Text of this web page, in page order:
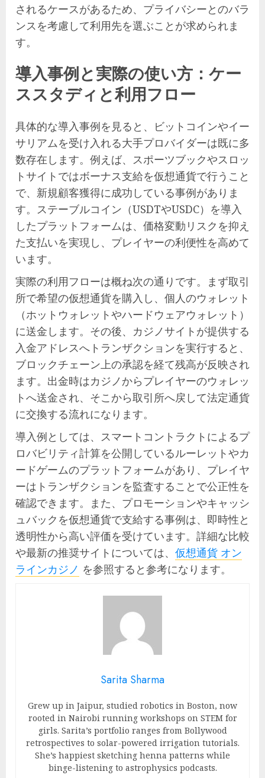
されるケースがあるため、プライバシーとのバラ
ンスを考慮して利用先を選ぶことが求められま
す。
導入事例と実際の使い方：ケー
ススタディと利用フロー
具体的な導入事例を見ると、ビットコインやイー
サリアムを受け入れる大手プロバイダーは既に多
数存在します。例えば、スポーツブックやスロッ
トサイトではボーナス支給を仮想通貨で行うこと
で、新規顧客獲得に成功している事例がありま
す。ステーブルコイン（USDTやUSDC）を導入
したプラットフォームは、価格変動リスクを抑え
た支払いを実現し、プレイヤーの利便性を高めて
います。
実際の利用フローは概ね次の通りです。まず取引
所で希望の仮想通貨を購入し、個人のウォレット
（ホットウォレットやハードウェアウォレット）
に送金します。その後、カジノサイトが提供する
入金アドレスへトランザクションを実行すると、
ブロックチェーン上の承認を経て残高が反映され
ます。出金時はカジノからプレイヤーのウォレッ
トへ送金され、そこから取引所へ戻して法定通貨
に交換する流れになります。
導入例としては、スマートコントラクトによるプ
ロバビリティ計算を公開しているルーレットやカ
ードゲームのプラットフォームがあり、プレイヤ
ーはトランザクションを監査することで公正性を
確認できます。また、プロモーションやキャッシ
ュバックを仮想通貨で支給する事例は、即時性と
透明性から高い評価を受けています。詳細な比較
や最新の推奨サイトについては、 仮想通貨 オン
ラインカジノ を参照すると参考になります。
Sarita Sharma
Grew up in Jaipur, studied robotics in Boston, now
rooted in Nairobi running workshops on STEM for
girls. Sarita’s portfolio ranges from Bollywood
retrospectives to solar-powered irrigation tutorials.
She’s happiest sketching henna patterns while
binge-listening to astrophysics podcasts.